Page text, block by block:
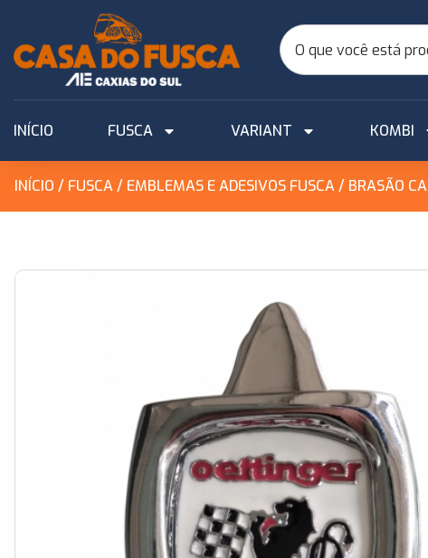
INÍCIO FUSCA VARIANT KOMBI
INÍCIO / FUSCA/ EMBLEMAS E ADESIVOS FUSCA/ BRASÃO